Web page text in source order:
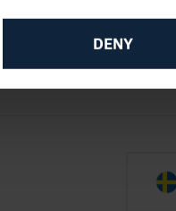
DENY